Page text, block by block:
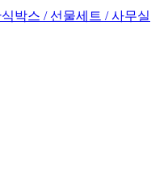
박스 / 선물세트 / 사무실